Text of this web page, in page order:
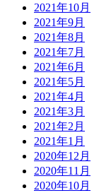
2021年10月
2021年9月
2021年8月
2021年7月
2021年6月
2021年5月
2021年4月
2021年3月
2021年2月
2021年1月
2020年12月
2020年11月
2020年10月